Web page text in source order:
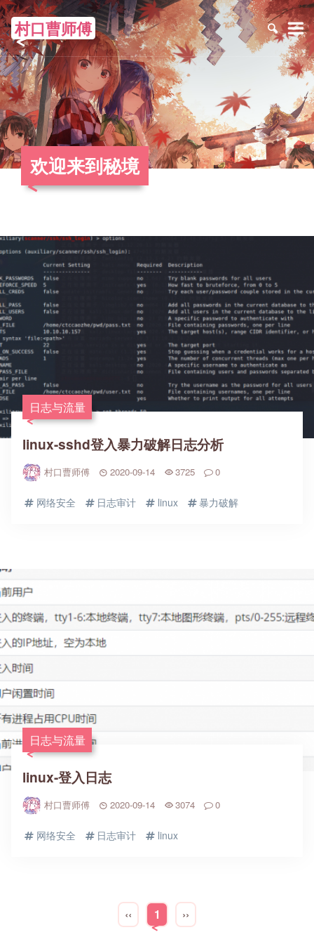
村口曹师傅 ≡
欢迎来到秘境
日志与流量
linux-sshd登入暴力破解日志分析
村口曹师傅 2020-09-14 3725 0
网络安全 日志审计 linux 暴力破解
日志与流量
linux-登入日志
村口曹师傅 2020-09-14 3074 0
网络安全 日志审计 linux
‹‹ 1 ››